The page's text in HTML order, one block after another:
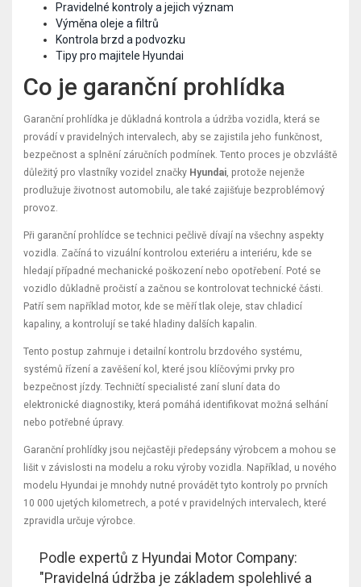
Pravidelné kontroly a jejich význam
Výměna oleje a filtrů
Kontrola brzd a podvozku
Tipy pro majitele Hyundai
Co je garanční prohlídka
Garanční prohlídka je důkladná kontrola a údržba vozidla, která se
provádí v pravidelných intervalech, aby se zajistila jeho funkčnost,
bezpečnost a splnění záručních podmínek. Tento proces je obzvláště
důležitý pro vlastníky vozidel značky Hyundai , protože nejenže
prodlužuje životnost automobilu, ale také zajišťuje bezproblémový
provoz.
Při garanční prohlídce se technici pečlivě dívají na všechny aspekty
vozidla. Začíná to vizuální kontrolou exteriéru a interiéru, kde se
hledají případné mechanické poškození nebo opotřebení. Poté se
vozidlo důkladně pročistí a začnou se kontrolovat technické části.
Patří sem například motor, kde se měří tlak oleje, stav chladicí
kapaliny, a kontrolují se také hladiny dalších kapalin.
Tento postup zahrnuje i detailní kontrolu brzdového systému,
systémů řízení a zavěšení kol, které jsou klíčovými prvky pro
bezpečnost jízdy. Techničtí specialisté zaní sluní data do
elektronické diagnostiky, která pomáhá identifikovat možná selhání
nebo potřebné úpravy.
Garanční prohlídky jsou nejčastěji předepsány výrobcem a mohou se
lišit v závislosti na modelu a roku výroby vozidla. Například, u nového
modelu Hyundai je mnohdy nutné provádět tyto kontroly po prvních
10 000 ujetých kilometrech, a poté v pravidelných intervalech, které
zpravidla určuje výrobce.
Podle expertů z Hyundai Motor Company:
"Pravidelná údržba je základem spolehlivé a